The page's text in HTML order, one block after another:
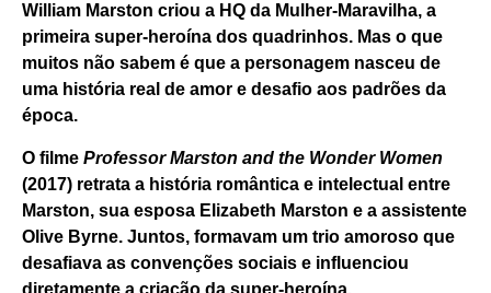
William Marston criou a HQ da Mulher-Maravilha, a
primeira super-heroína dos quadrinhos. Mas o que
muitos não sabem é que a personagem nasceu de
uma história real de amor e desafio aos padrões da
época.
O filme Professor Marston and the Wonder Women
(2017) retrata a história romântica e intelectual entre
Marston, sua esposa Elizabeth Marston e a assistente
Olive Byrne. Juntos, formavam um trio amoroso que
desafiava as convenções sociais e influenciou
diretamente a criação da super-heroína.